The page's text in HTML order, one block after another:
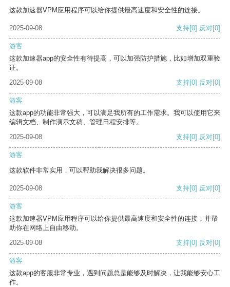
这款加速器VPM应用程序可以给你提供最高速度和安全性的连接。
2025-09-08 支持[0] 反对[0]
游客
这款加速器app的安全性有待提高，可以加强防护措施，比如增加双重验
证。
2025-09-08
支持[0] 反对[0]
游客
这款app的功能非常强大，可以满足我所有的工作需求。我可以使用它来
编辑文档、制作演示文稿、管理日程安排等。
2025-09-08
支持[0] 反对[0]
游客
这款软件非常实用，可以帮助我解决很多问题。
2025-09-08 支持[0] 反对[0]
游客
这款加速器VPM应用程序可以给你提供最高速度和安全性的连接，并帮
助你在网络上自由移动。
2025-09-08
支持[0] 反对[0]
游客
这款app的客服非常专业，遇到问题总是能够及时解决，让我能够安心工
作。